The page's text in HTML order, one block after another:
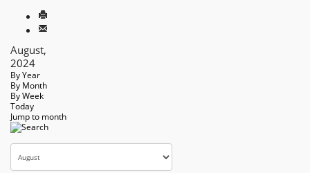
August,
2024
By Year
By Month
By Week
Today
Jump to month